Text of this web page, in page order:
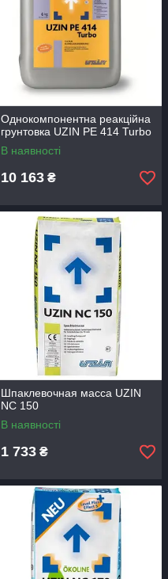
Однокомпонентна реакційна
грунтовка UZIN PE 414 Turbo
В наявності
10 163 ₴
Шпаклевочная масса UZIN
NC 150
В наявності
1 733 ₴